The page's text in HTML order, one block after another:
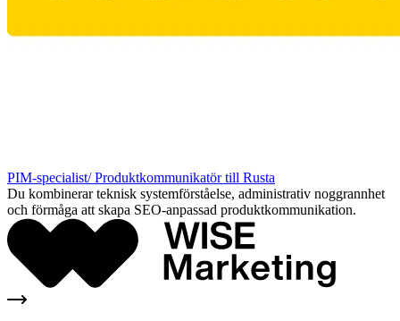
PIM-specialist/ Produktkommunikatör till Rusta
Du kombinerar teknisk systemförståelse, administrativ noggrannhet
och förmåga att skapa SEO-anpassad produktkommunikation.